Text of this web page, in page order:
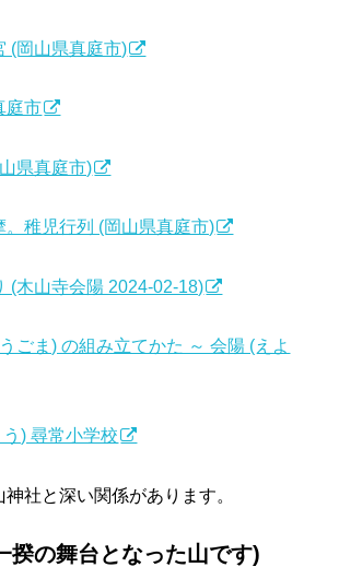
(岡山県真庭市)
庭市
県真庭市)
。稚児行列 (岡山県真庭市)
(木山寺会陽 2024-02-18)
ごま) の組み立てかた ～ 会陽 (えよ
う) 尋常小学校
社と深い関係があります。
揆の舞台となった山です)